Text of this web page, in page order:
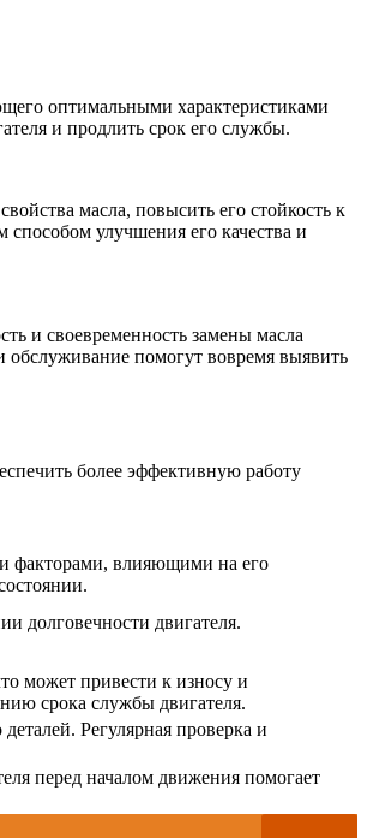
оптимальными характеристиками
и продлить срок его службы.
масла, повысить его стойкость к
улучшения его качества и
и своевременность замены масла
обслуживание помогут вовремя выявить
более эффективную работу
факторами, влияющими на его
долговечности двигателя.
может привести к износу и
срока службы двигателя.
Регулярная проверка и
перед началом движения помогает